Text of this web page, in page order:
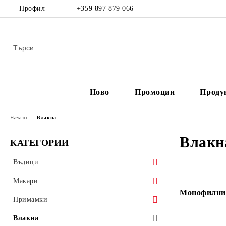
Профил +359 897 879 066
Ново Промоции
КАТЕГОРИИ
Въдици
Спининг
Кастинг
Фидер
Макари
Макари с преден аванс
Макари със заден аванс
Примамки
Воблери
Влакна
Начало Влакна